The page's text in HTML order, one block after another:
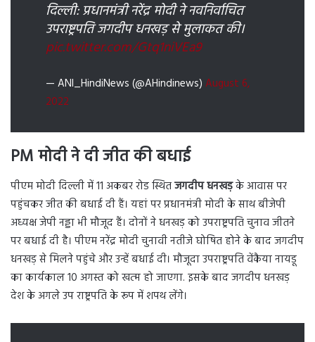
दिल्ली: प्रधानमंत्री नरेंद्र मोदी ने नवनिर्वाचित
उपराष्ट्रपति जगदीप धनखड़ से मुलाकत की।
pic.twitter.com/Gtq1niVEa9
— ANI_HindiNews (@AHindinews) August 6,
2022
PM मोदी ने दी जीत की बधाई
पीएम मोदी दिल्ली में 11 अकबर रोड स्थितजगदीप धनखड़के आवास पर
पहुंचकर जीत की बधाई दी हैं। यहां पर प्रधानमंत्री मोदी के साथ बीजेपी
अध्यक्ष जेपी नड्डा भी मौजूद हैं। दोनों ने धनखड़ को उपराष्ट्रपति चुनाव जीतने
पर बधाई दी है। पीएम नरेंद्र मोदी चुनावी नतीजे घोषित होने के बाद जगदीप
धनखड़ से मिलने पहुंचे और उन्हें बधाई दी। मौजूदा उपराष्ट्रपति वेंकैया नायडू
का कार्यकाल 10 अगस्त को खत्म हो जाएगा. इसके बाद जगदीप धनखड़
देश के अगले उप राष्ट्रपति के रूप में शपथ लेंगे।